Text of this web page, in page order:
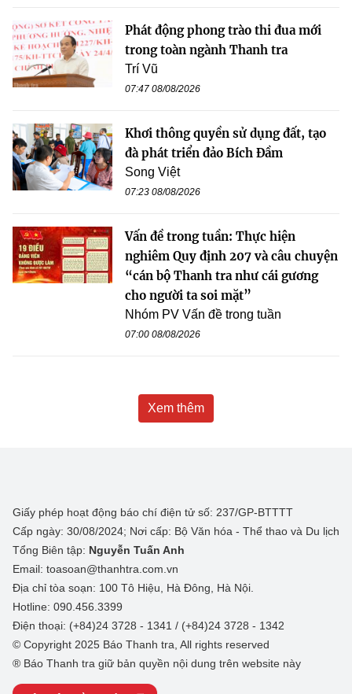
Phát động phong trào thi đua mới
trong toàn ngành Thanh tra
Trí Vũ
07:47 08/08/2026
Khơi thông quyền sử dụng đất, tạo
đà phát triển đảo Bích Đầm
Song Việt
07:23 08/08/2026
Vấn đề trong tuần: Thực hiện
nghiêm Quy định 207 và câu chuyện
“cán bộ Thanh tra như cái gương
cho người ta soi mặt”
Nhóm PV Vấn đề trong tuần
07:00 08/08/2026
Xem thêm
Giấy phép hoạt động báo chí điện tử số: 237/GP-BTTTT
Cấp ngày: 30/08/2024; Nơi cấp: Bộ Văn hóa - Thể thao và Du lịch
Tổng Biên tập: Nguyễn Tuấn Anh
Email: toasoan@thanhtra.com.vn
Địa chỉ tòa soạn: 100 Tô Hiệu, Hà Đông, Hà Nội.
Hotline: 090.456.3399
Điện thoại: (+84)24 3728 - 1341 / (+84)24 3728 - 1342
© Copyright 2025 Báo Thanh tra, All rights reserved
® Báo Thanh tra giữ bản quyền nội dung trên website này